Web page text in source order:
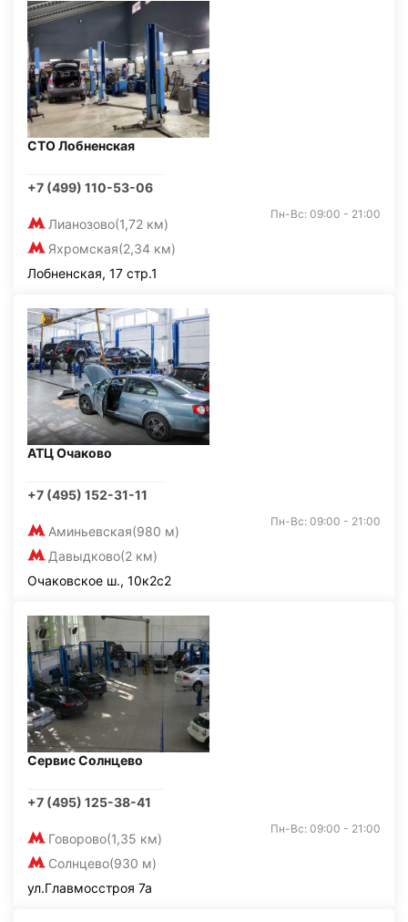
СТО Лобненская
+7 (499) 110-53-06
Лианозово(1,72 км)
Яхромская(2,34 км)
Пн-Вс: 09:00 - 21:00
Лобненская, 17 стр.1
АТЦ Очаково
+7 (495) 152-31-11
Аминьевская(980 м)
Давыдково(2 км)
Пн-Вс: 09:00 - 21:00
Очаковское ш., 10к2с2
Сервис Солнцево
+7 (495) 125-38-41
Говорово(1,35 км)
Солнцево(930 м)
Пн-Вс: 09:00 - 21:00
ул.Главмосстроя 7а